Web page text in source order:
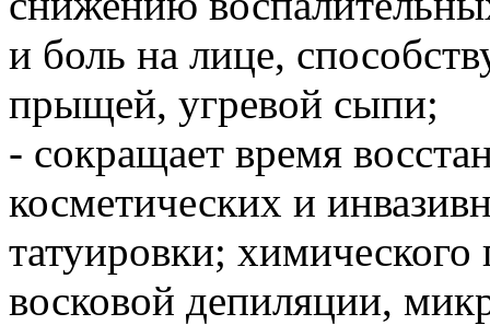
и боль на лице,
прыщей, угревой сыпи;
- сокращает время
косметических и
татуировки;
восковой депиляции,